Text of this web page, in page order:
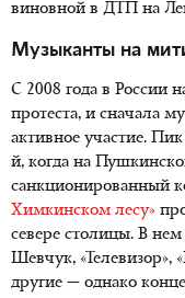
виновной в ДТП на
Музыканты на
С 2008 года в России
протеста, и сначала
активное участие.
й, когда на
санкционированный
Химкинском лесу»
севере столицы. В
Шевчук, «Телевизор»,
другие — однако